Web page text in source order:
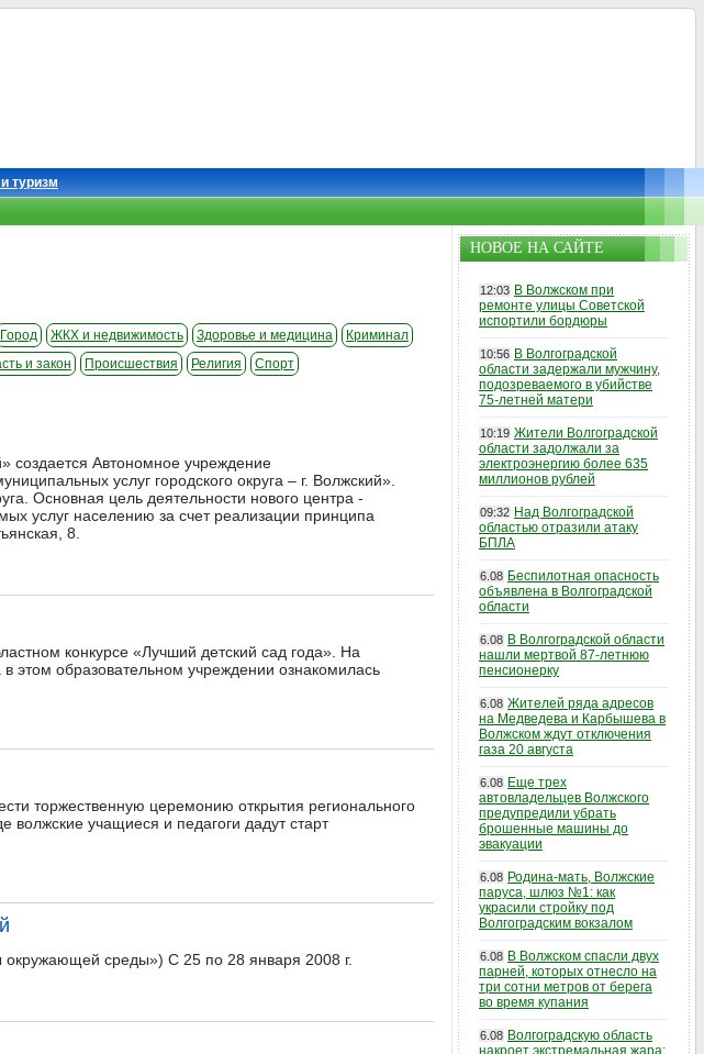
туризм
Город ЖКХ и недвижимость Здоровье и медицина
Криминал
и закон Происшествия Религия
Спорт
создается Автономное учреждение
услуг городского округа – г. Волжский».
Основная цель деятельности нового центра -
услуг населению за счет реализации принципа
8.
конкурсе «Лучший детский сад года». На
этом образовательном учреждении ознакомилась
торжественную церемонию открытия регионального
волжские учащиеся и педагоги дадут старт
среды») С 25 по 28 января 2008 г.
НОВОЕ НА САЙТЕ
12:03 В Волжском при
ремонте улицы Советской
испортили бордюры
10:56 В Волгоградской
области задержали мужчину,
подозреваемого в убийстве
75-летней матери
10:19 Жители Волгоградской
области задолжали за
электроэнергию более 635
миллионов рублей
09:32 Над Волгоградской
областью отразили атаку
БПЛА
6.08 Беспилотная опасность
объявлена в Волгоградской
области
6.08 В Волгоградской области
нашли мертвой 87-летнюю
пенсионерку
6.08 Жителей ряда адресов
на Медведева и Карбышева в
Волжском ждут отключения
газа 20 августа
6.08 Еще трех
автовладельцев Волжского
предупредили убрать
брошенные машины до
эвакуации
6.08 Родина-мать, Волжские
паруса, шлюз №1: как
украсили стройку под
Волгоградским вокзалом
6.08 В Волжском спасли двух
парней, которых отнесло на
три сотни метров от берега
во время купания
6.08 Волгоградскую область
накроет экстремальная жара: